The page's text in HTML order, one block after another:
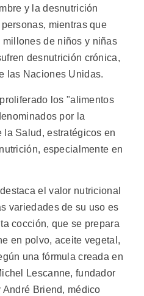
y la desnutrición
mientras que
de niños y niñas
desnutrición crónica,
las Naciones Unidas.
los "alimentos
por la
Salud, estratégicos en
especialmente en
el valor nutricional
variedades de su uso es
cocción, que se prepara
en polvo, aceite vegetal,
una fórmula creada en
Lescanne, fundador
Briend, médico